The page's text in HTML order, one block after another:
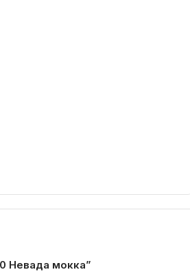
Невада мокка”